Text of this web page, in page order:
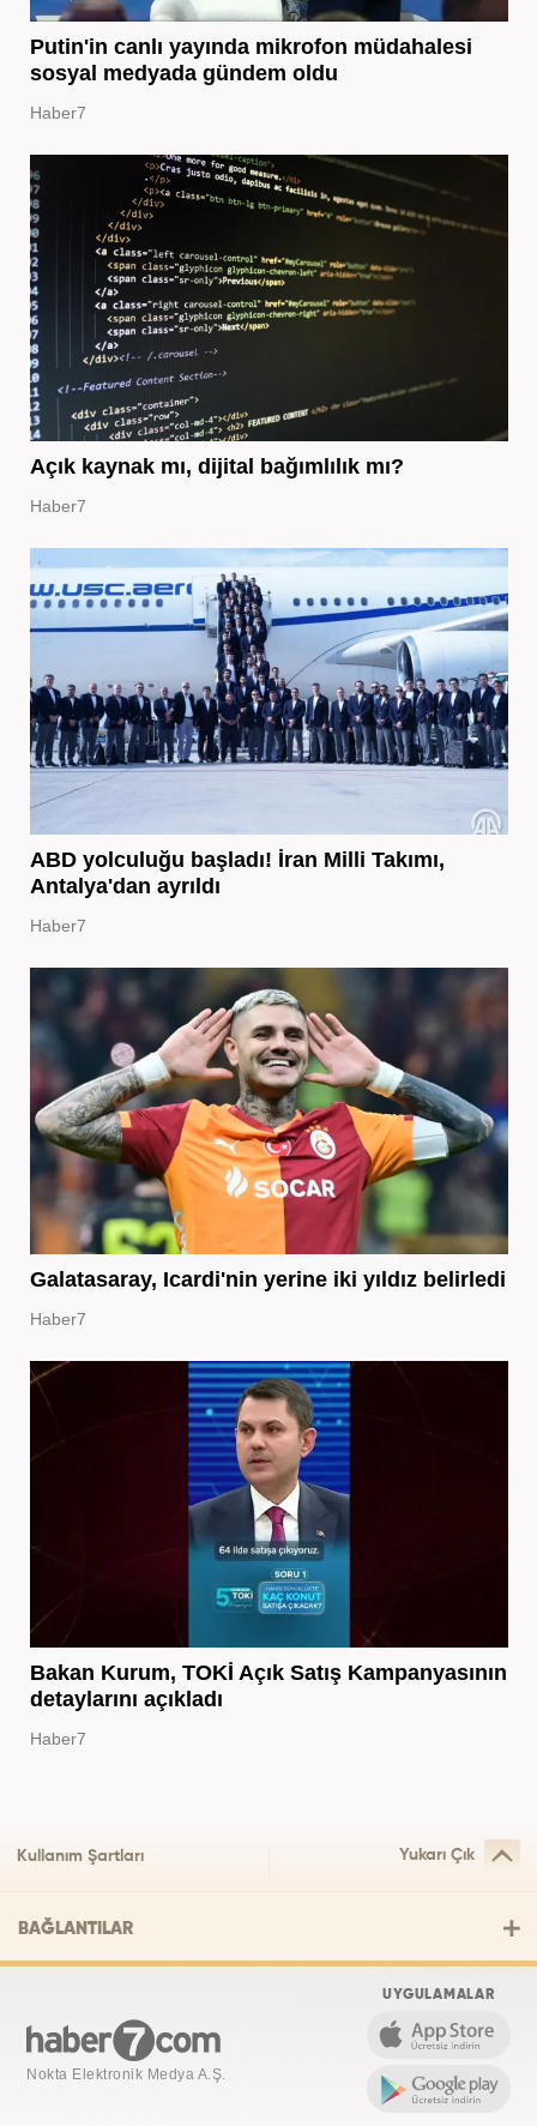
Putin'in canlı yayında mikrofon müdahalesi
sosyal medyada gündem oldu
Haber7
Açık kaynak mı, dijital bağımlılık mı?
Haber7
ABD yolculuğu başladı! İran Milli Takımı,
Antalya'dan ayrıldı
Haber7
Galatasaray, Icardi'nin yerine iki yıldız belirledi
Haber7
Bakan Kurum, TOKİ Açık Satış Kampanyasının
detaylarını açıkladı
Haber7
Kullanım Şartları Yukarı Çık
BAĞLANTILAR
Nokta Elektronik Medya A.Ş.
UYGULAMALAR